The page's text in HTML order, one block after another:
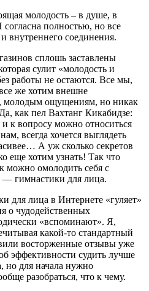
молодость – в душе, в
полностью, но все
внутреннего соединения.
сплошь заставлены
сулит «молодость и
работы не остаются. Все мы,
же хотим внешне
молодым ощущениям, но никак
как пел Вахтанг Кикабидзе:
к вопросу можно относиться
всегда хочется выглядеть
А уж сколько секретов
еще хотим узнать! Так что
можно омолодить себя с
гимнастики для лица.
для лица в Интернете «гуляет»
о чудодейственных
«вспоминают». Я,
какой-то стандартный
восторженные отзывы уже
эффективности судить лучше
но для начала нужно
разобраться, что к чему.